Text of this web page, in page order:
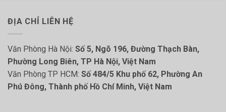
ĐỊA CHỈ LIÊN HỆ
Văn Phòng Hà Nội: Số 5, Ngõ 196, Đường Thạch Bàn,
Phường Long Biên, TP Hà Nội, Việt Nam
Văn Phòng TP HCM: Số 484/5 Khu phố 62, Phường An
Phú Đông, Thành phố Hồ Chí Minh, Việt Nam